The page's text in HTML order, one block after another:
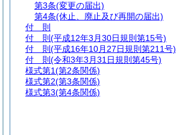
第3条(変更の届出)
第4条(休止、廃止及び再開の届出)
付 則
付 則 (平成12年3月30日規則第15号)
付 則 (平成16年10月27日規則第211号)
付 則 (令和3年3月31日規則第45号)
様式第1(第2条関係)
様式第2(第3条関係)
様式第3(第4条関係)